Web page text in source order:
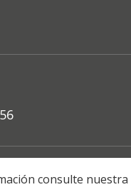
consulte nuestra